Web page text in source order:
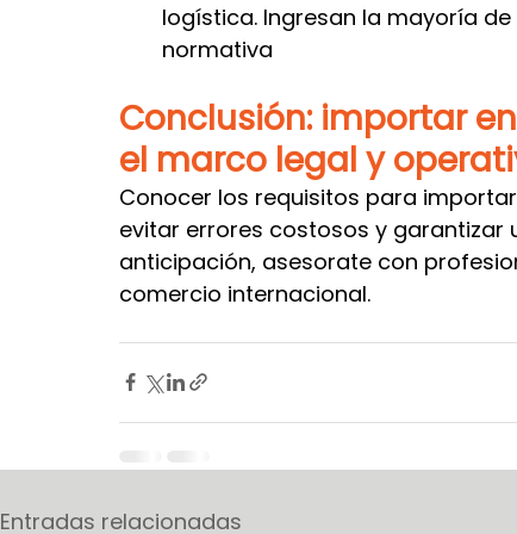
logística. Ingresan la mayoría
normativa
Conclusión: importar
el marco legal y
Conocer los requisitos para
evitar errores costosos y garantizar
anticipación, asesorate con
comercio internacional.
Entradas relacionadas